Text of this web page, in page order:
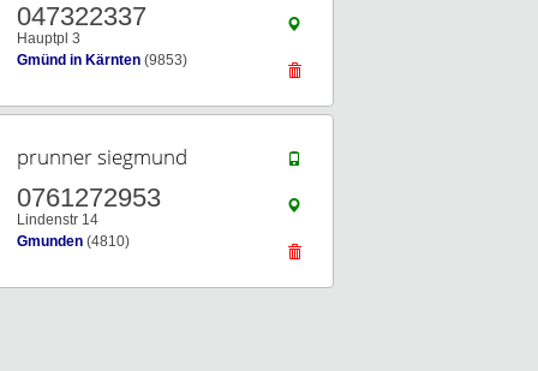
047322337
Hauptpl 3
Gmünd in Kärnten (9853)
prunner siegmund
0761272953
Lindenstr 14
Gmunden (4810)